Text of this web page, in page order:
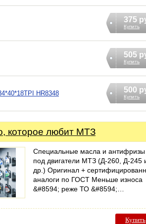
375
Купить
505
Купить
HR8348 500
Купить
которое любит МТЗ
Специальные масла и антифризы
под двигатели МТЗ (Д-260, Д-245
др.) Оригинал +
аналоги по ГОСТ Меньше износа
&#8594; реже ТО &#8594;…
Купить